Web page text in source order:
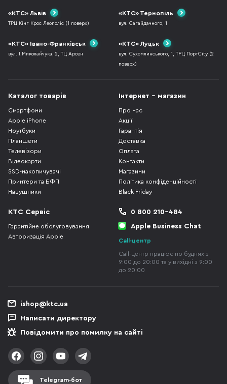
«КТС» Львів
ТРЦ Кінг Крос Леополіс (1 поверх)
«КТС» Тернопіль
вул. Сагайдачного, 1
«КТС» Івано-Франківськ
вул. І.Миколайчука, 2, ТЦ Арсен
«КТС» Луцьк
вул. Сухомлинського, 1, ТРЦ ПортCity (2
поверх)
Каталог товарів
Смартфони
Apple iPhone
Ноутбуки
Планшети
Телевізори
Відеокарти
SSD-накопичувачі
Принтери та БФП
Навушники
Інтернет - магазин
Про нас
Акції
Гарантія
Доставка
Оплата
Контакти
Магазини
Політика конфіденційності
Black Friday
КТС Сервіс
Гарантійне обслуговування
Авторизація Apple
0 800 210-484
Apple Business Chat
Call-центр
Call-центр працює по буднях з
9:00 до 20:00 та у вихідні з 9:00
до 20:00
ishop@ktc.ua
Написати директору
Повідомити про помилку на сайті
Telegram-бот